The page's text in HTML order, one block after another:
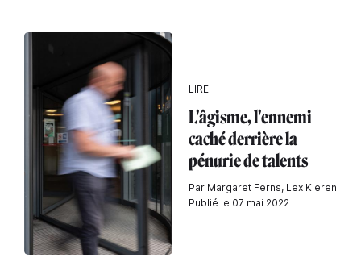
LIRE
L'âgisme, l'ennemi
caché derrière la
pénurie de talents
Par Margaret Ferns, Lex Kleren
Publié le 07 mai 2022